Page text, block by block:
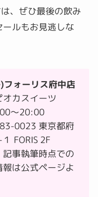
、ぜひ最後の飲み
ルもお見逃しな
ォーリス府中店
カスイーツ
～20:00
0023 東京都府
FORIS 2F
事執筆時点での
は公式ページよ